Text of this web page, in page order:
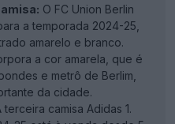
O FC Union Berlin
a temporada 2024-25,
amarelo e branco.
a cor amarela, que é
e metrô de Berlim,
da cidade.
terceira camisa Adidas 1.